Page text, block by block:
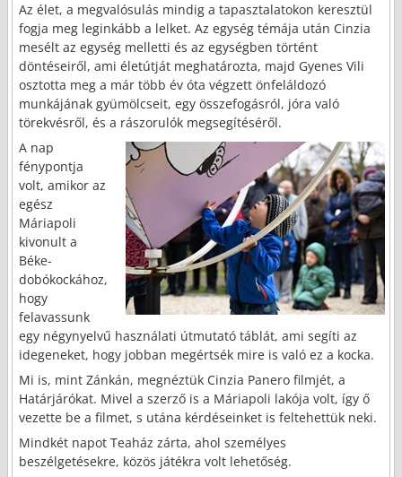
Az élet, a megvalósulás mindig a tapasztalatokon keresztül
fogja meg leginkább a lelket. Az egység témája után Cinzia
mesélt az egység melletti és az egységben történt
döntéseiről, ami életútját meghatározta, majd Gyenes Vili
osztotta meg a már több év óta végzett önfeláldozó
munkájának gyümölcseit, egy összefogásról, jóra való
törekvésről, és a rászorulók megsegítéséről.
A nap
fénypontja
volt, amikor az
egész
Máriapoli
kivonult a
Béke-
dobókockához,
hogy
felavassunk
egy négynyelvű használati útmutató táblát, ami segíti az
idegeneket, hogy jobban megértsék mire is való ez a kocka.
Mi is, mint Zánkán, megnéztük Cinzia Panero filmjét, a
Határjárókat. Mivel a szerző is a Máriapoli lakója volt, így ő
vezette be a filmet, s utána kérdéseinket is feltehettük neki.
Mindkét napot Teaház zárta, ahol személyes
beszélgetésekre, közös játékra volt lehetőség.